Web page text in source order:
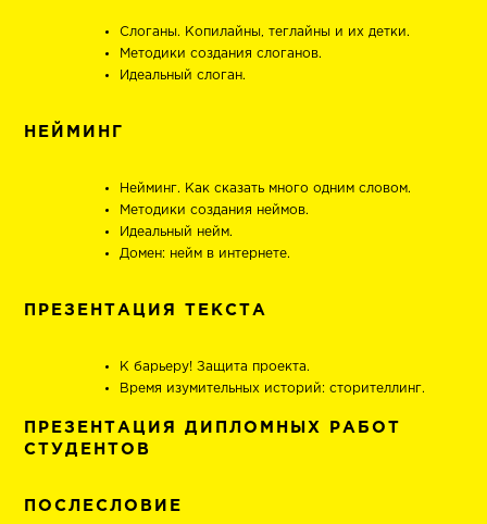
Слоганы. Копилайны, теглайны и их детки.
Методики создания слоганов.
Идеальный слоган.
НЕЙМИНГ
Нейминг. Как сказать много одним словом.
Методики создания неймов.
Идеальный нейм.
Домен: нейм в интернете.
ПРЕЗЕНТАЦИЯ ТЕКСТА
К барьеру! Защита проекта.
Время изумительных историй: сторителлинг.
ПРЕЗЕНТАЦИЯ ДИПЛОМНЫХ РАБОТ
СТУДЕНТОВ
ПОСЛЕСЛОВИЕ